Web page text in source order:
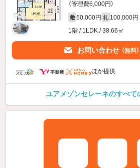
（管理費6,000円）
敷 50,000円 礼 100,000円
1階 / 1LDK / 38.66㎡
お問い合わせ （無料）
ほか提供
ユアメゾンセレーネのすべて